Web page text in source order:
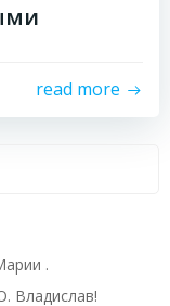
read more
.
Владислав!